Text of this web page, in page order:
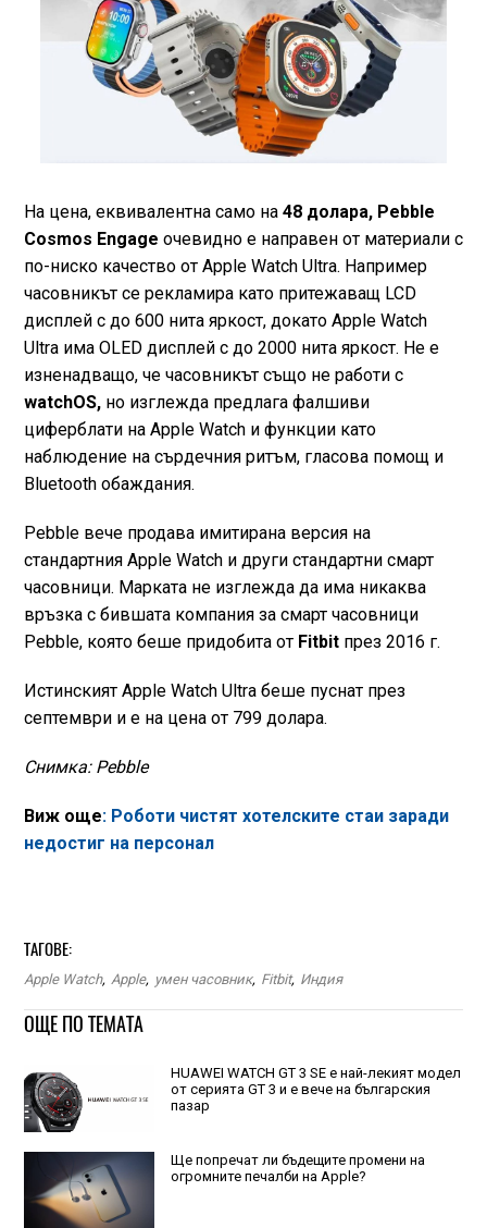
На цена, еквивалентна само на48 долара, Pebble
Cosmos Engage очевидно е направен от материали с
по-ниско качество от Apple Watch Ultra. Например
часовникът се рекламира като притежаващ LCD
дисплей с до 600 нита яркост, докато Apple Watch
Ultra има OLED дисплей с до 2000 нита яркост. Не е
изненадващо, че часовникът също не работи с
watchOS,но изглежда предлага фалшиви
циферблати на Apple Watch и функции като
наблюдение на сърдечния ритъм, гласова помощ и
Bluetooth обаждания.
Pebble вече продава имитирана версия на
стандартния Apple Watch и други стандартни смарт
часовници. Марката не изглежда да има никаква
връзка с бившата компания за смарт часовници
Pebble, която беше придобита от Fitbitпрез 2016 г.
Истинският Apple Watch Ultra беше пуснат през
септември и е на цена от 799 долара.
Снимка: Pebble
Виж още: Роботи чистят хотелските стаи заради
недостиг на персонал
ТАГОВЕ:
Apple Watch, Apple, умен часовник, Fitbit, Индия
ОЩЕ ПО ТЕМАТА
HUAWEI WATCH GT 3 SE е най-лекият модел
от серията GT 3 и е вече на българския
пазар
Ще попречат ли бъдещите промени на
огромните печалби на Apple?